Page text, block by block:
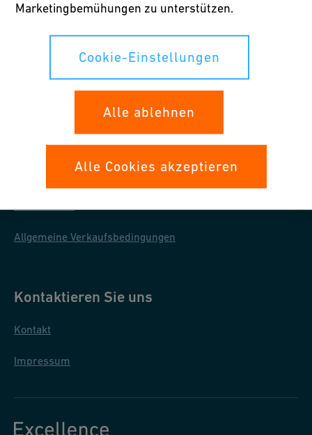
Nutzungsbedingungen
Richtlinie betreffend Online-Datenschutz und Cookies
Cookie-Einstellungen
Ihre Rechte
Whistleblowing
Allgemeine Verkaufsbedingungen
Kontaktieren Sie uns
Kontakt
Impressum
Marketingbemühungen zu unterstützen.
Cookie-Einstellungen
Alle ablehnen
Alle Cookies akzeptieren